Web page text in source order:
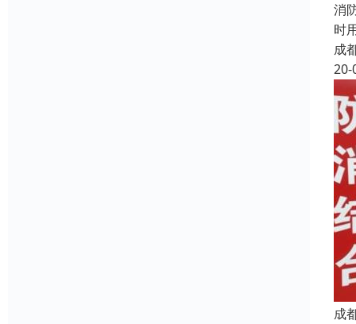
消
时
成
20-
成